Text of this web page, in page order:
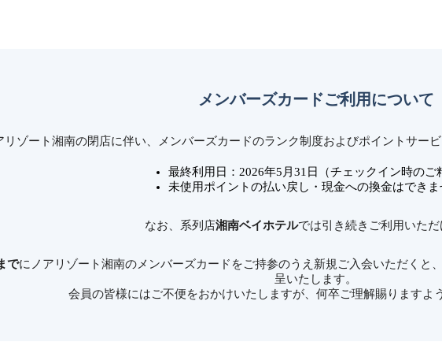
メンバーズカードご利用について
リゾート湘南の閉店に伴い、メンバーズカードのランク制度およびポイントサー
最終利用日：2026年5月31日（チェックイン時のご
未使用ポイントの払い戻し・現金への換金はできま
なお、系列店湘南ベイホテルでは引き続きご利用いただ
でにノアリゾート湘南のメンバーズカードをご持参のうえ新規ご入会いただくと
呈いたします。
会員の皆様にはご不便をおかけいたしますが、何卒ご理解賜りますよ